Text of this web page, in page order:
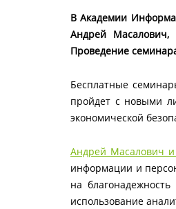
В Академии
Андрей Масалович,
Проведение
Бесплатные
пройдет с новыми
экономической
Андрей Масалович
информации и
на
использование